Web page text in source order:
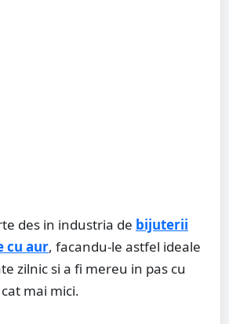
des in industria de bijuterii
cu aur, facandu-le astfel ideale
zilnic si a fi mereu in pas cu
mai mici.